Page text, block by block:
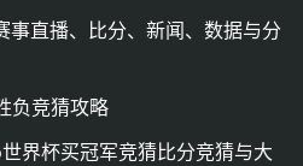
事直播、比分、新闻、数据与分
负竞猜攻略
界杯买冠军竞猜比分竞猜与大